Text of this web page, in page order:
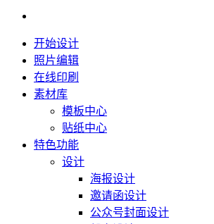
开始设计
照片编辑
在线印刷
素材库
模板中心
贴纸中心
特色功能
设计
海报设计
邀请函设计
公众号封面设计